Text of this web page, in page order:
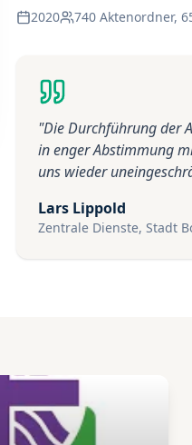
2020 740 Aktenordner,
"Die Durchführung der
in enger Abstimmung
uns wieder
Lars Lippold
Zentrale Dienste, Stadt